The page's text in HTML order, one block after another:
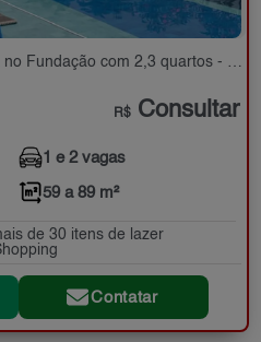
com 2,3 quartos - 59 a 89 m²
R$ Consultar
1 e 2 vagas
59 a 89 m²
de 30 itens de lazer
Contatar